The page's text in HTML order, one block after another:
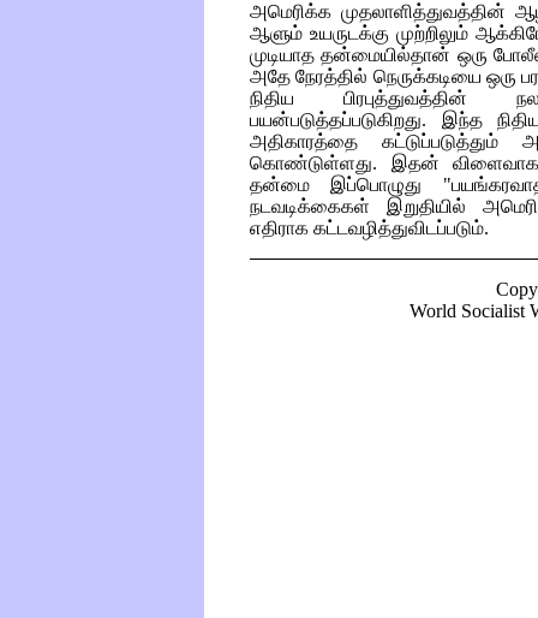
அமெரிக்க முதலாளித்துவத்தின்
ஆளும் உயருடக்கு முற்றிலும்
முடியாத தன்மையில்தான் ஒரு
அதே நேரத்தில் நெருக்கடியை ஒரு
நிதிய பிரபுத்துவத்தின்
பயன்படுத்தப்படுகிறது. இந்த
அதிகாரத்தை
கொண்டுள்ளது. இதன்
தன்மை இப்பொழுது
நடவடிக்கைகள் இறுதியில்
எதிராக கட்டவழித்துவிடப்படும்.
World Socialist